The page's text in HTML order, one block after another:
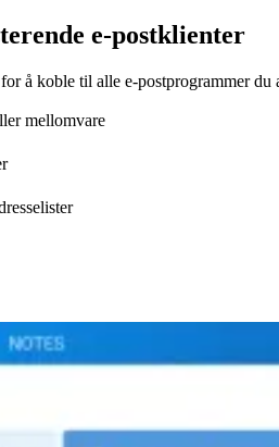
e-postklienter
å koble til alle e-postprogrammer du
mellomvare